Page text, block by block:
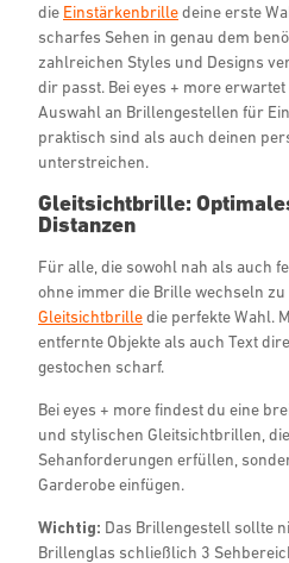
die Einstärkenbrilledeine erste
scharfes Sehen in genau dem
zahlreichen Styles und Designs
dir passt. Bei eyes + more
Auswahl an Brillengestellen für
praktisch sind als auch deinen
unterstreichen.
Gleitsichtbrille:
Distanzen
Für alle, die sowohl nah als auch
ohne immer die Brille wechseln
Gleitsichtbrilledie perfekte Wahl.
entfernte Objekte als auch Text
gestochen scharf.
Bei eyes + more findest du eine
und stylischen Gleitsichtbrillen,
Sehanforderungen erfüllen,
Garderobe einfügen.
Wichtig: Das Brillengestell sollte
Brillenglas schließlich 3